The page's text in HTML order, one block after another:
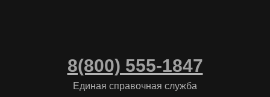
8(800) 555-1847
Единая справочная служба